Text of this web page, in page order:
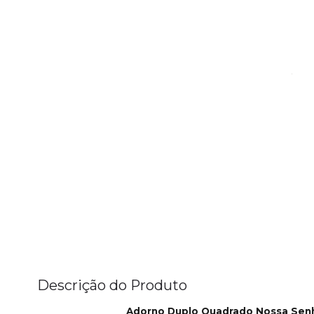
Descrição do Produto
Adorno Duplo Quadrado Nossa